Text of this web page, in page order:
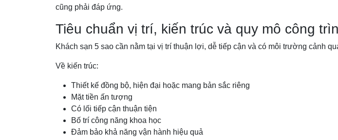
cũng phải đáp ứng.
Tiêu chuẩn vị trí, kiến trúc và quy mô công
Khách sạn 5 sao cần nằm tại vị trí thuận lợi, dễ tiếp cận và có môi trường cảnh
Về kiến trúc:
Thiết kế đồng bộ, hiện đại hoặc mang bản sắc riêng
Mặt tiền ấn tượng
Có lối tiếp cận thuận tiện
Bố trí công năng khoa học
Đảm bảo khả năng vận hành hiệu quả